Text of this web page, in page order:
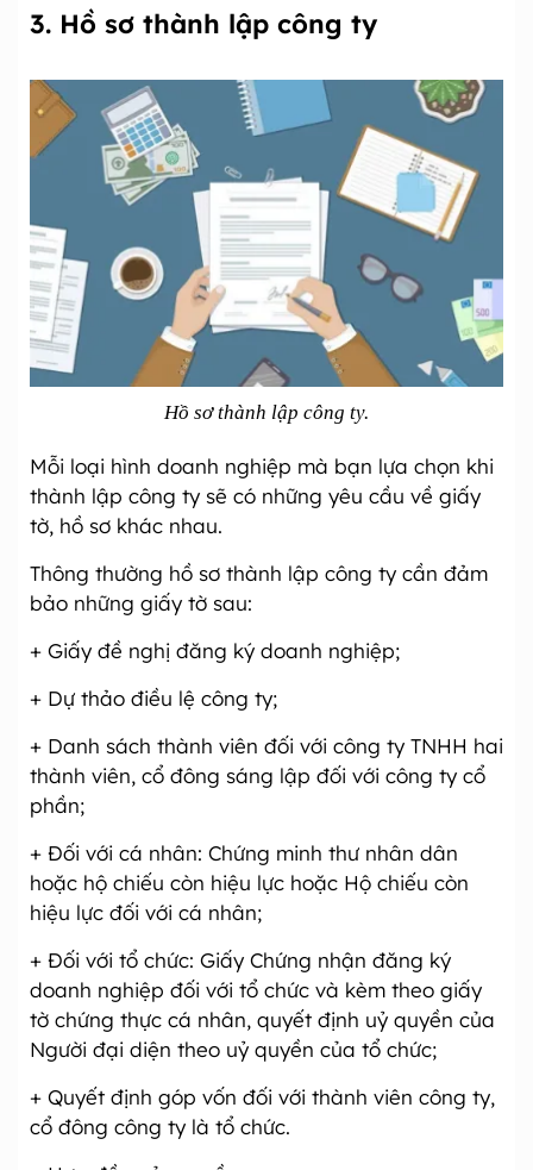
3. Hồ sơ thành lập công ty
Hồ sơ thành lập công ty.
Mỗi loại hình doanh nghiệp mà bạn lựa chọn khi
thành lập công ty sẽ có những yêu cầu về giấy
tờ, hồ sơ khác nhau.
Thông thường hồ sơ thành lập công ty cần đảm
bảo những giấy tờ sau:
+ Giấy đề nghị đăng ký doanh nghiệp;
+ Dự thảo điều lệ công ty;
+ Danh sách thành viên đối với công ty TNHH hai
thành viên, cổ đông sáng lập đối với công ty cổ
phần;
+ Đối với cá nhân: Chứng minh thư nhân dân
hoặc hộ chiếu còn hiệu lực hoặc Hộ chiếu còn
hiệu lực đối với cá nhân;
+ Đối với tổ chức: Giấy Chứng nhận đăng ký
doanh nghiệp đối với tổ chức và kèm theo giấy
tờ chứng thực cá nhân, quyết định uỷ quyền của
Người đại diện theo uỷ quyền của tổ chức;
+ Quyết định góp vốn đối với thành viên công ty,
cổ đông công ty là tổ chức.